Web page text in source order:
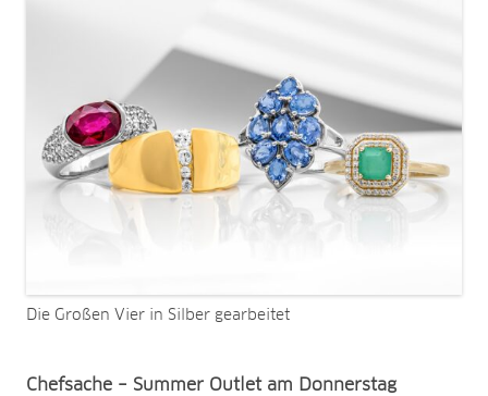
Die Großen Vier in Silber gearbeitet
Chefsache – Summer Outlet am Donnerstag